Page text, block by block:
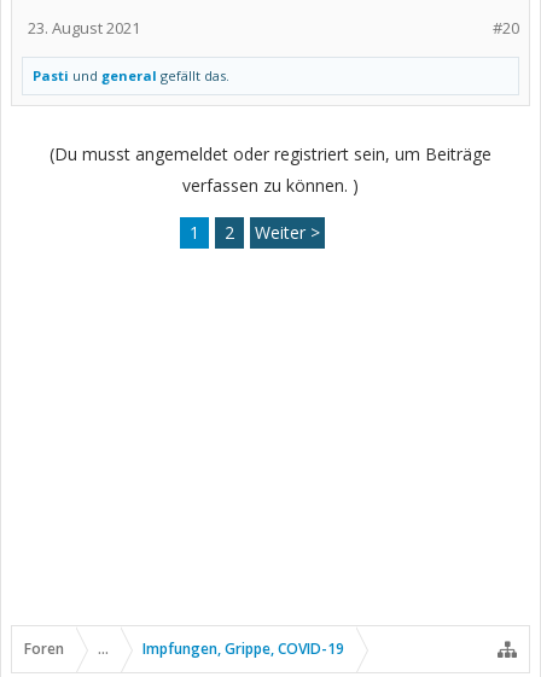
#20
23. August 2021
Pasti und general gefällt das.
(Du musst angemeldet oder registriert sein, um Beiträge
verfassen zu können. )
1 2 Weiter >
Foren ... Impfungen, Grippe, COVID-19